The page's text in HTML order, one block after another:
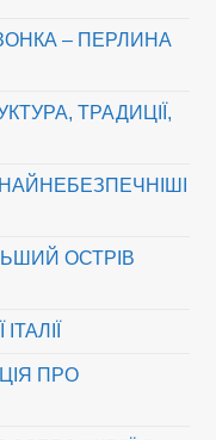
– ПЕРЛИНА
ТРАДИЦІЇ,
ОСТРІВ
ПРО